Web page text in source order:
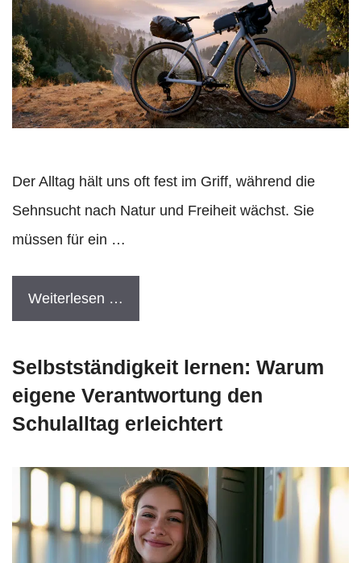
Der Alltag hält uns oft fest im Griff, während die
Sehnsucht nach Natur und Freiheit wächst. Sie
müssen für ein …
Weiterlesen …
Selbstständigkeit lernen: Warum
eigene Verantwortung den
Schulalltag erleichtert